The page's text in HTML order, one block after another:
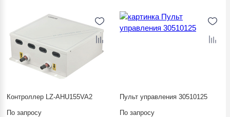
Контроллер LZ-AHU155VA2
По запросу
Пульт управления 30510125
По запросу
Каталог
Отзывы
Бренды
Контакты
Заявка на подбор оборудования